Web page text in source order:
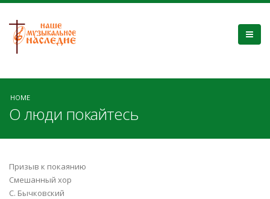
HOME
О люди покайтесь
Призыв к покаянию
Смешанный хор
С. Бычковский